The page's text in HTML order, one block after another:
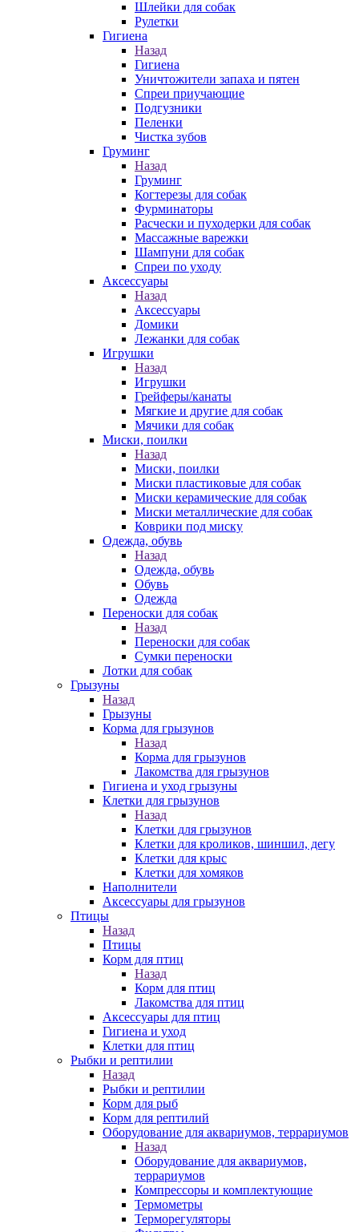
Шлейки для собак
Рулетки
Гигиена
Назад
Гигиена
Уничтожители запаха и пятен
Спреи приучающие
Подгузники
Пеленки
Чистка зубов
Груминг
Назад
Груминг
Когтерезы для собак
Фурминаторы
Расчески и пуходерки для собак
Массажные варежки
Шампуни для собак
Спреи по уходу
Аксессуары
Назад
Аксессуары
Домики
Лежанки для собак
Игрушки
Назад
Игрушки
Грейферы/канаты
Мягкие и другие для собак
Мячики для собак
Миски, поилки
Назад
Миски, поилки
Миски пластиковые для собак
Миски керамические для собак
Миски металлические для собак
Коврики под миску
Одежда, обувь
Назад
Одежда, обувь
Обувь
Одежда
Переноски для собак
Назад
Переноски для собак
Сумки переноски
Лотки для собак
Грызуны
Назад
Грызуны
Корма для грызунов
Назад
Корма для грызунов
Лакомства для грызунов
Гигиена и уход грызуны
Клетки для грызунов
Назад
Клетки для грызунов
Клетки для кроликов, шиншил, дегу
Клетки для крыс
Клетки для хомяков
Наполнители
Аксессуары для грызунов
Птицы
Назад
Птицы
Корм для птиц
Назад
Корм для птиц
Лакомства для птиц
Аксессуары для птиц
Гигиена и уход
Клетки для птиц
Рыбки и рептилии
Назад
Рыбки и рептилии
Корм для рыб
Корм для рептилий
Оборудование для аквариумов, террариумов
Назад
Оборудование для аквариумов,
террариумов
Компрессоры и комплектующие
Термометры
Терморегуляторы